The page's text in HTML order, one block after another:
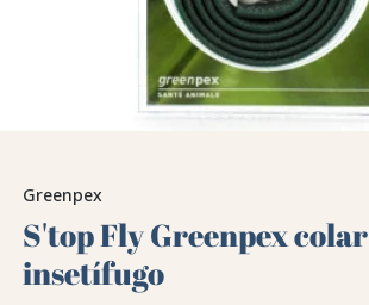
Greenpex
S'top Fly Greenpex colar
insetífugo